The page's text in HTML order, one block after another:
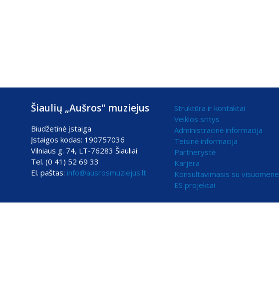
Šiaulių „Aušros" muziejus
Biudžetinė įstaiga
Įstaigos kodas: 190757036
Vilniaus g. 74, LT-76283 Šiauliai
Tel. (0 41) 52 69 33
El. paštas: info@ausrosmuziejus.lt
Struktūra ir kontaktai
Veiklos sritys
Administracinė informacija
Teisinė informacija
Partnerystė
Karjera
Konsultavimasis su visuomene
ES projektai